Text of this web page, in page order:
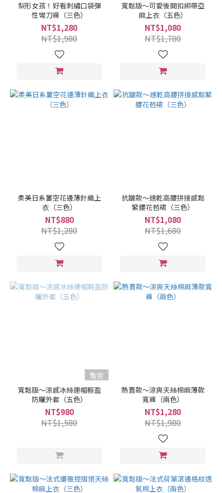
梨形女孩！好看刺繡口袋彈
性彎刀褲（三色）
NT$1,280
NT$1,980
寬鬆版～可愛後開扣綁帶亞
麻上衣（五色）
NT$1,080
NT$1,780
柔美日系簍空花邊薄針織上
衣（三色）
NT$880
NT$1,280
抗皺款～速乾高腰拼接感鬆
緊腰花苞裙（三色）
NT$1,080
NT$1,680
售完
寬鬆版～涼感冰絲連帽輕盈
防曬外套（五色）
NT$980
NT$1,580
熱賣款～涼爽天絲棉麻薄款
寬褲（兩色）
NT$1,280
NT$1,980